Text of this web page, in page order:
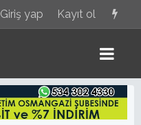
Giriş yap Kayıt ol